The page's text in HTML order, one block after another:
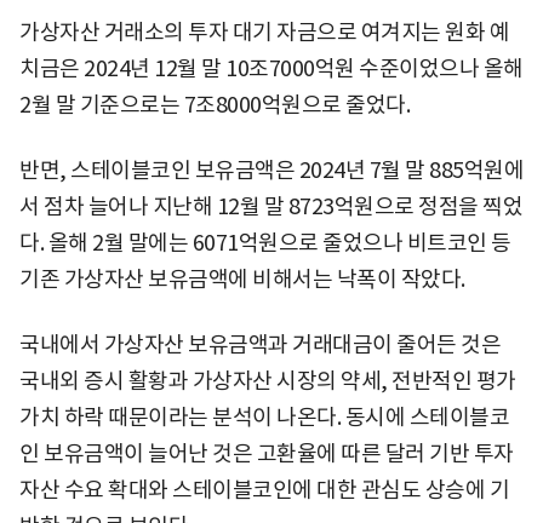
가상자산 거래소의 투자 대기 자금으로 여겨지는 원화 예
치금은 2024년 12월 말 10조7000억원 수준이었으나 올해
2월 말 기준으로는 7조8000억원으로 줄었다.
반면, 스테이블코인 보유금액은 2024년 7월 말 885억원에
서 점차 늘어나 지난해 12월 말 8723억원으로 정점을 찍었
다. 올해 2월 말에는 6071억원으로 줄었으나 비트코인 등
기존 가상자산 보유금액에 비해서는 낙폭이 작았다.
국내에서 가상자산 보유금액과 거래대금이 줄어든 것은
국내외 증시 활황과 가상자산 시장의 약세, 전반적인 평가
가치 하락 때문이라는 분석이 나온다. 동시에 스테이블코
인 보유금액이 늘어난 것은 고환율에 따른 달러 기반 투자
자산 수요 확대와 스테이블코인에 대한 관심도 상승에 기